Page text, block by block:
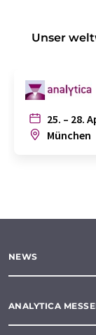
Unser
25. – 28.
München
NEWS
ANALYTICA